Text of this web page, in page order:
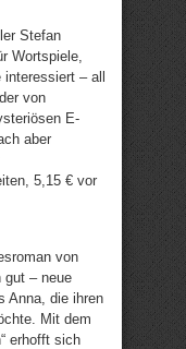
Stefan
Wortspiele,
– all
von
E-
aber
5,15 € vor
von
gut – neue
Anna, die ihren
Mit dem
erhofft sich